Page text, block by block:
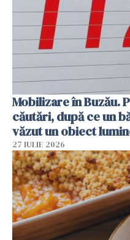
Mobilizare în Buzău.
căutări, după ce un
văzut un obiect
27 IULIE 2026